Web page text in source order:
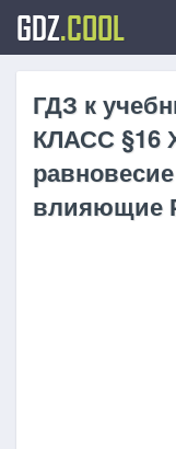
GDZ.COOL
ГДЗ к
КЛАСС §16